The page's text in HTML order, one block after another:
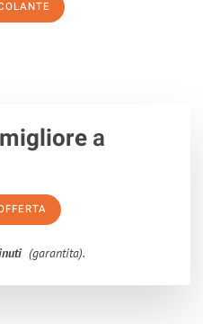
a
(garantita).